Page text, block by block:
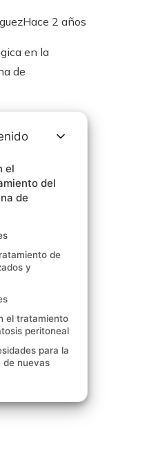
Hace 2 años
el
del
de
de
y
el tratamiento
peritoneal
para la
de nuevas